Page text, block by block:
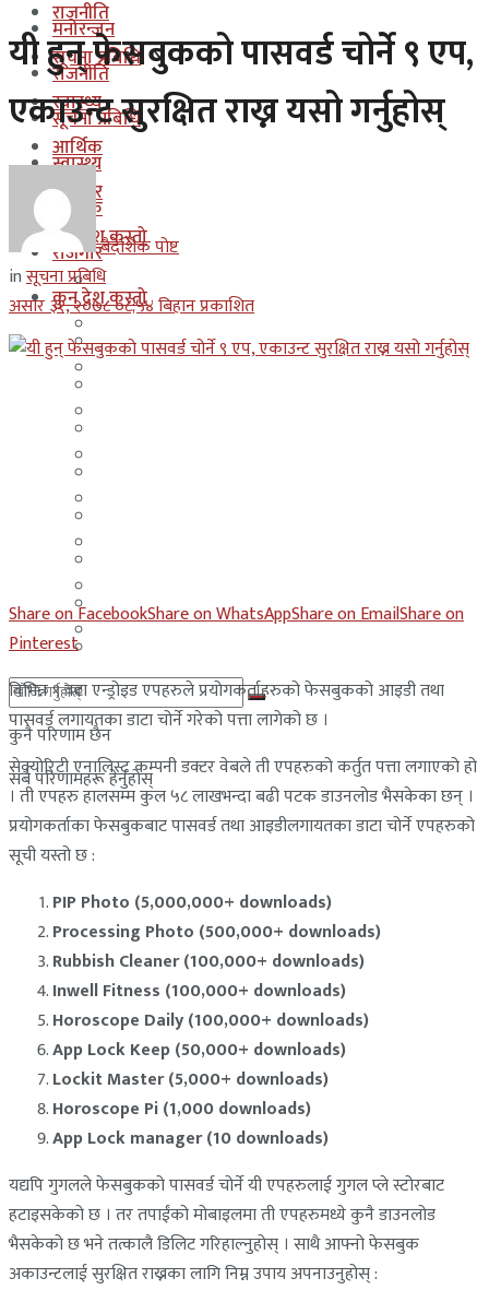
राजनीति
सूचना प्रबिधि
स्वास्थ्य
आर्थिक
रोजगार
कुन देश कस्तो
इजरायल
साउदी अरब
कुनै परिणाम छैन
सबै परिणामहरू हेर्नुहोस्
मनोरन्जन
राजनीति
सूचना प्रबिधि
स्वास्थ्य
आर्थिक
रोजगार
कुन देश कस्तो
इजरायल
युएई
साउदी अरब
यी हुन् फेसबुकको पासवर्ड चोर्ने ९ एप,
एकाउन्ट सुरक्षित राख्न यसो गर्नुहोस्
बैदेशिक पोष्ट
inसूचना प्रबिधि
असार ३१, २०७८ ०८;५४ बिहान प्रकाशित
Share on FacebookShare on WhatsAppShare on EmailShare on
Pinterest
विभिन्न ९ वटा एन्ड्रोइड एपहरुले प्रयोगकर्ताहरुको फेसबुकको आइडी तथा
पासवर्ड लगायतका डाटा चोर्ने गरेको पत्ता लागेको छ ।
सेक्योरिटी एनालिस्ट कम्पनी डक्टर वेबले ती एपहरुको कर्तुत पत्ता लगाएको हो
। ती एपहरु हालसम्म कुल ५८ लाखभन्दा बढी पटक डाउनलोड भैसकेका छन् ।
प्रयोगकर्ताका फेसबुकबाट पासवर्ड तथा आइडीलगायतका डाटा चोर्ने एपहरुको
सूची यस्तो छ :
PIP Photo (5,000,000+ downloads)
Processing Photo (500,000+ downloads)
Rubbish Cleaner (100,000+ downloads)
Inwell Fitness (100,000+ downloads)
Horoscope Daily (100,000+ downloads)
App Lock Keep (50,000+ downloads)
Lockit Master (5,000+ downloads)
Horoscope Pi (1,000 downloads)
App Lock manager (10 downloads)
यद्यपि गुगलले फेसबुकको पासवर्ड चोर्ने यी एपहरुलाई गुगल प्ले स्टोरबाट
हटाइसकेको छ । तर तपाईंको मोबाइलमा ती एपहरुमध्ये कुनै डाउनलोड
भैसकेको छ भने तत्कालै डिलिट गरिहाल्नुहोस् । साथै आफ्नो फेसबुक
अकाउन्टलाई सुरक्षित राख्नका लागि निम्न उपाय अपनाउनुहोस् :